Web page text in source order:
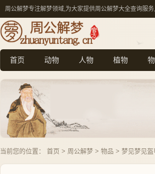
周公解梦专注解梦领域,为大家提供周公解梦大全查询服
首页 动物 人物 植物
当前您的位置： 首页 > 周公解梦 > 物品 > 梦见梦见盔